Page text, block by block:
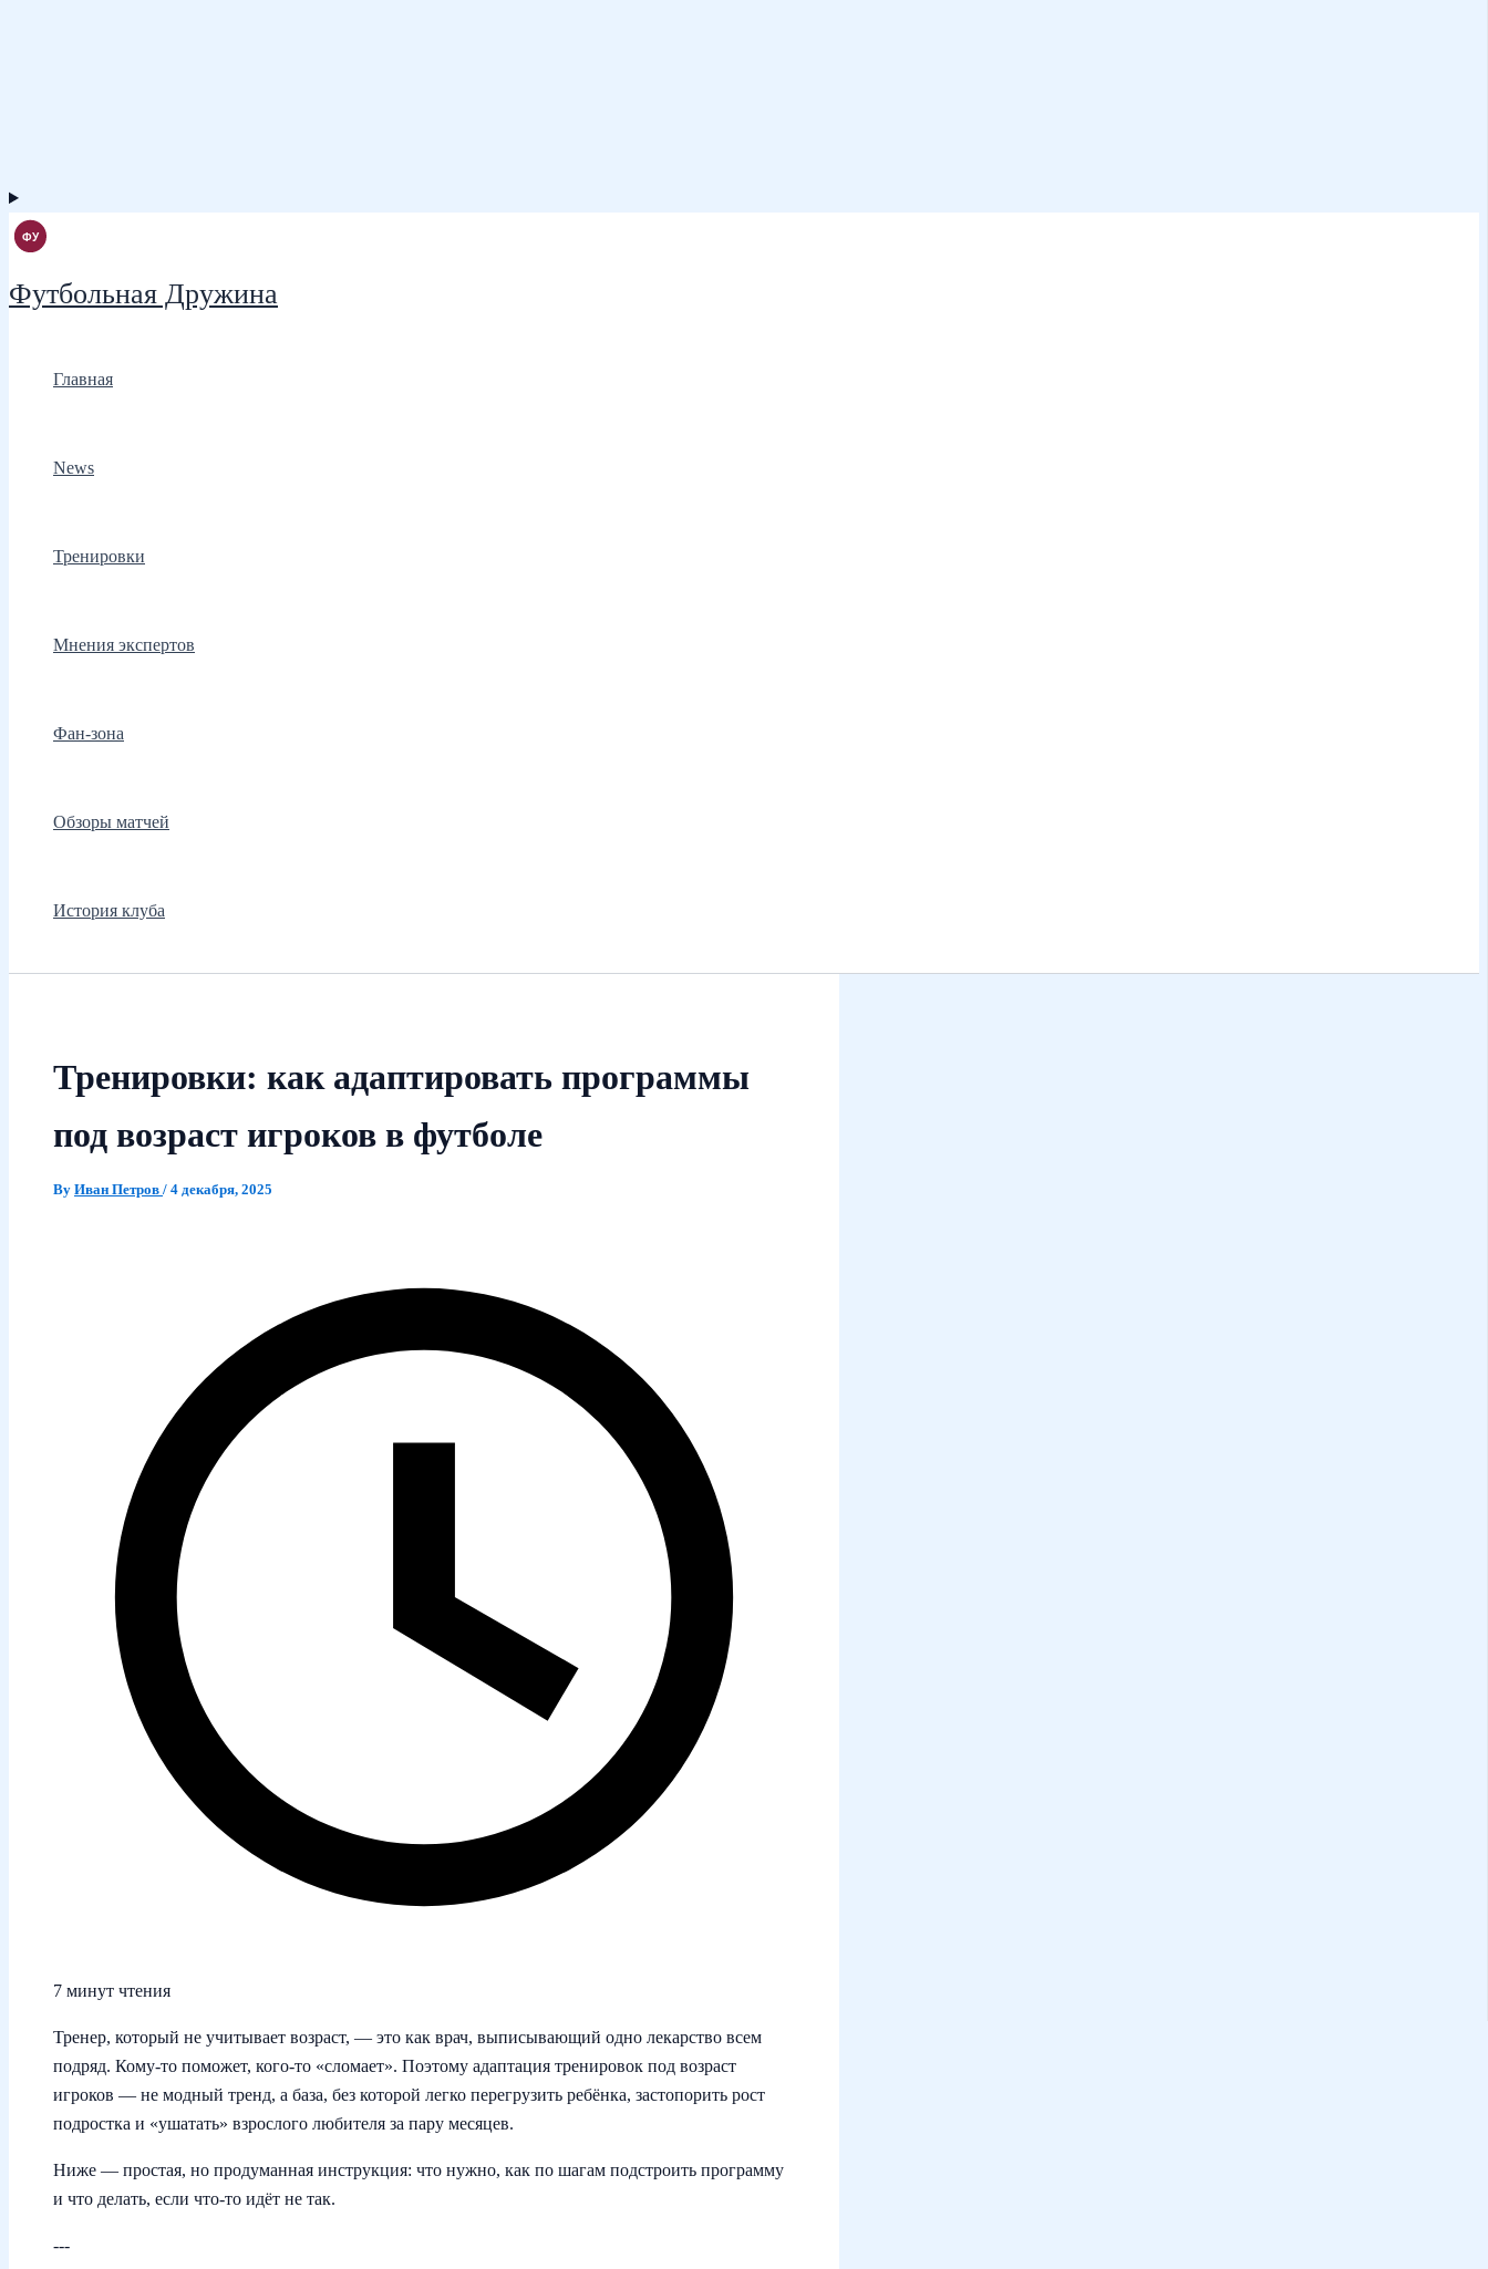
Футбольная Дружина
Главная
News
Тренировки
Мнения экспертов
Фан-зона
Обзоры матчей
История клуба
Тренировки: как адаптировать программы
под возраст игроков в футболе
By Иван Петров / 4 декабря, 2025
7 минут чтения
Тренер, который не учитывает возраст, — это как врач, выписывающий одно лекарство всем
подряд. Кому‑то поможет, кого‑то «сломает». Поэтому адаптация тренировок под возраст
игроков — не модный тренд, а база, без которой легко перегрузить ребёнка, застопорить рост
подростка и «ушатать» взрослого любителя за пару месяцев.
Ниже — простая, но продуманная инструкция: что нужно, как по шагам подстроить программу
и что делать, если что‑то идёт не так.
---